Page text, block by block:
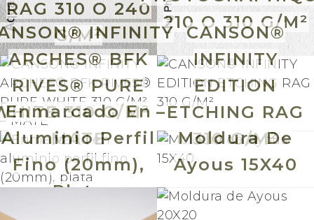
RAG 310 O 240
G/M²
210 O 310 G/M²
INFINITY
ARCHES® BFK
RIVES® PURE
310 G/M² –
MATE
CANSON®
INFINITY
EDITION
ETCHING RAG
310 G/M²
Enmarcado En
Aluminio Perfil
Fino (20mm),
Plata
Moldura De
Ayous 15X40